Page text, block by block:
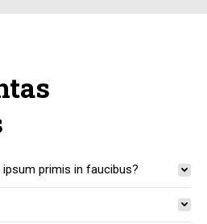
primis in faucibus?